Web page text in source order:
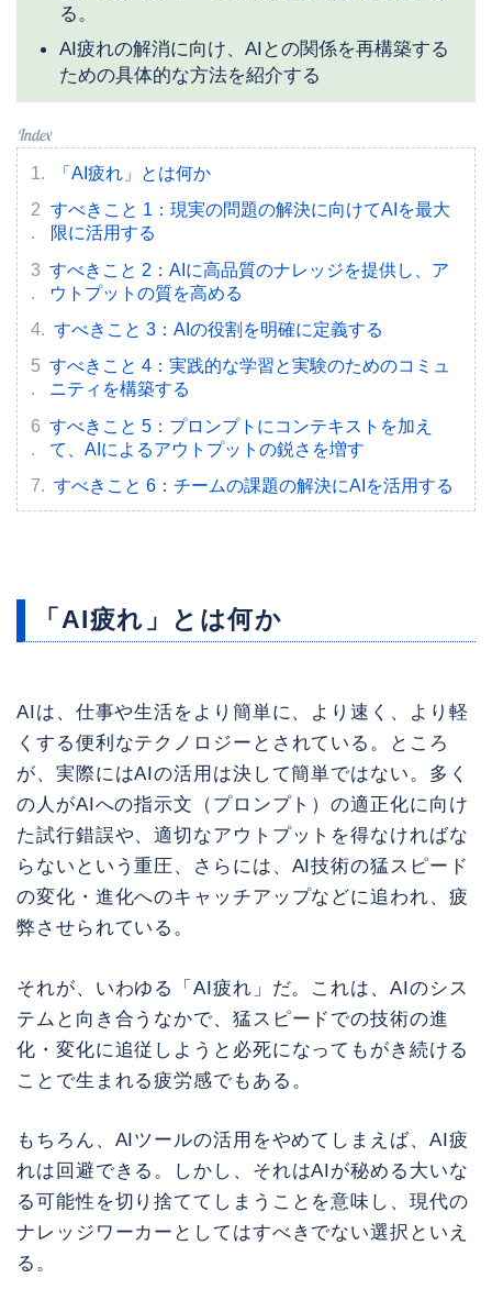
る。
AI疲れの解消に向け、AIとの関係を再構築する
ための具体的な方法を紹介する
「AI疲れ」とは何か
すべきこと 1：現実の問題の解決に向けてAIを最大
限に活用する
すべきこと 2：AIに高品質のナレッジを提供し、ア
ウトプットの質を高める
すべきこと 3：AIの役割を明確に定義する
すべきこと 4：実践的な学習と実験のためのコミュ
ニティを構築する
すべきこと 5：プロンプトにコンテキストを加え
て、AIによるアウトプットの鋭さを増す
すべきこと 6：チームの課題の解決にAIを活用する
「AI疲れ」とは何か
AIは、仕事や生活をより簡単に、より速く、より軽
くする便利なテクノロジーとされている。ところ
が、実際にはAIの活用は決して簡単ではない。多く
の人がAIへの指示文（プロンプト）の適正化に向け
た試行錯誤や、適切なアウトプットを得なければな
らないという重圧、さらには、AI技術の猛スピード
の変化・進化へのキャッチアップなどに追われ、疲
弊させられている。
それが、いわゆる「AI疲れ」だ。これは、AIのシス
テムと向き合うなかで、猛スピードでの技術の進
化・変化に追従しようと必死になってもがき続ける
ことで生まれる疲労感でもある。
もちろん、AIツールの活用をやめてしまえば、AI疲
れは回避できる。しかし、それはAIが秘める大いな
る可能性を切り捨ててしまうことを意味し、現代の
ナレッジワーカーとしてはすべきでない選択といえ
る。